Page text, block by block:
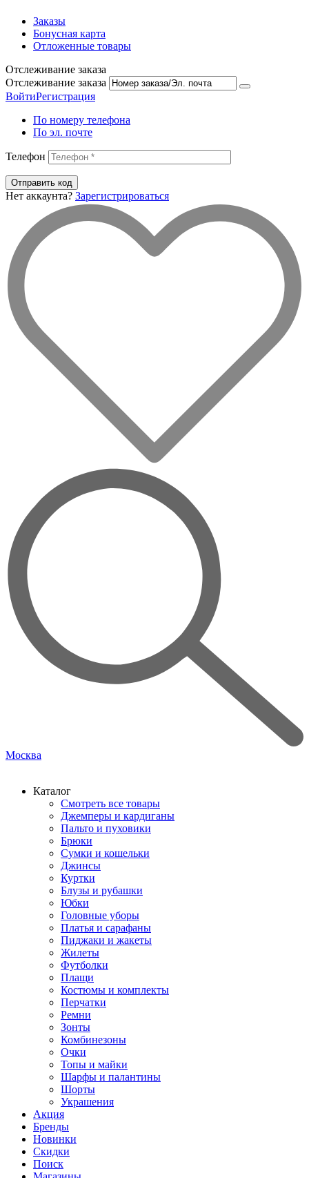
Заказы
Бонусная карта
Отложенные товары
Отслеживание заказа
Отслеживание заказа
ВойтиРегистрация
По номеру телефона
По эл. почте
Телефон
Отправить код
Нет аккаунта? Зарегистрироваться
Москва
Каталог
Смотреть все товары
Джемперы и кардиганы
Пальто и пуховики
Брюки
Сумки и кошельки
Джинсы
Куртки
Блузы и рубашки
Юбки
Головные уборы
Платья и сарафаны
Пиджаки и жакеты
Жилеты
Футболки
Плащи
Костюмы и комплекты
Перчатки
Ремни
Зонты
Комбинезоны
Очки
Топы и майки
Шарфы и палантины
Шорты
Украшения
Акция
Бренды
Новинки
Скидки
Поиск